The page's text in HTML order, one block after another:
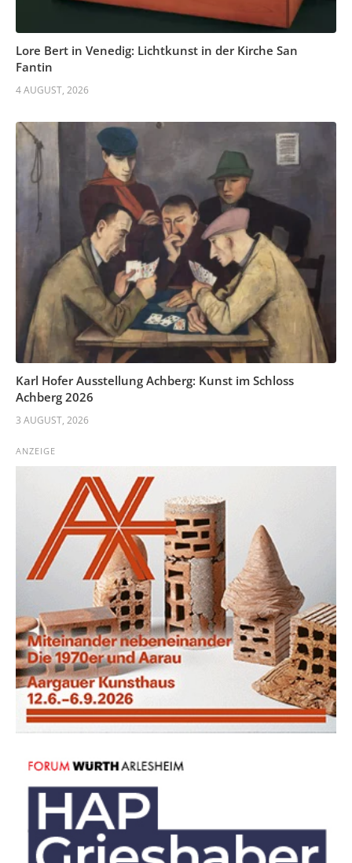
Lore Bert in Venedig: Lichtkunst in der Kirche San
Fantin
4 AUGUST, 2026
Karl Hofer Ausstellung Achberg: Kunst im Schloss
Achberg 2026
3 AUGUST, 2026
ANZEIGE